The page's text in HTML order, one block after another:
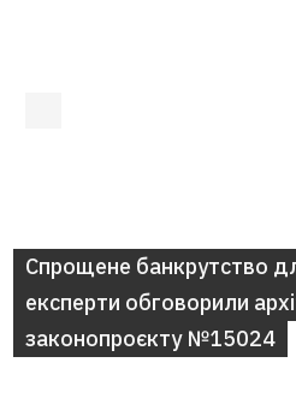
Спрощене банкрутство
експерти обговорили
законопроєкту №15024